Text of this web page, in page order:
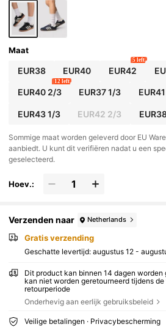
Maat
EUR38 EUR40 EUR42
5 left
EUR40 2/3
12 left
EUR37 1/3
EUR43 1/3 EUR42 2/3
​Sommige maat worden geleverd door EU
aanbiedt. U kunt dit verifiëren nadat u een
geselecteerd.
Hoev.:
Verzenden naar Netherlands
Gratis verzending
Geschatte levertijd: augustus 12 -
Dit product kan binnen 14 dagen worden
kan niet worden geretourneerd tijdens
retourperiode
Onderhevig aan eerlijk gebruiksbeleid
Veilige betalingen · Privacybescherming